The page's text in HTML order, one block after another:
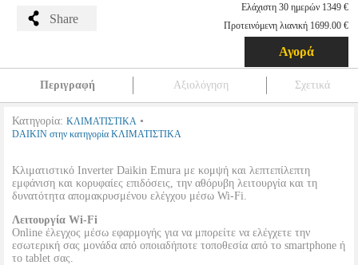
Share
Ελάχιστη 30 ημερών 1349 €
Προτεινόμενη λιανική 1699.00 €
Αγορά
Περιγραφή Αξιολόγηση Σχετικά
Κατηγορία: ΚΛΙΜΑΤΙΣΤΙΚΑ •
DAIKIN στην κατηγορία ΚΛΙΜΑΤΙΣΤΙΚΑ
Κλιματιστικό Inverter Daikin Emura με κομψή και λεπτεπίλεπτη
εμφάνιση και κορυφαίες επιδόσεις, την αθόρυβη λειτουργία και τη
δυνατότητα απομακρυσμένου ελέγχου μέσω Wi-Fi.
Λειτουργία Wi-Fi
Online έλεγχος μέσω εφαρμογής για να μπορείτε να ελέγχετε την
εσωτερική σας μονάδα από οποιαδήποτε τοποθεσία από το smartphone ή
το tablet σας.